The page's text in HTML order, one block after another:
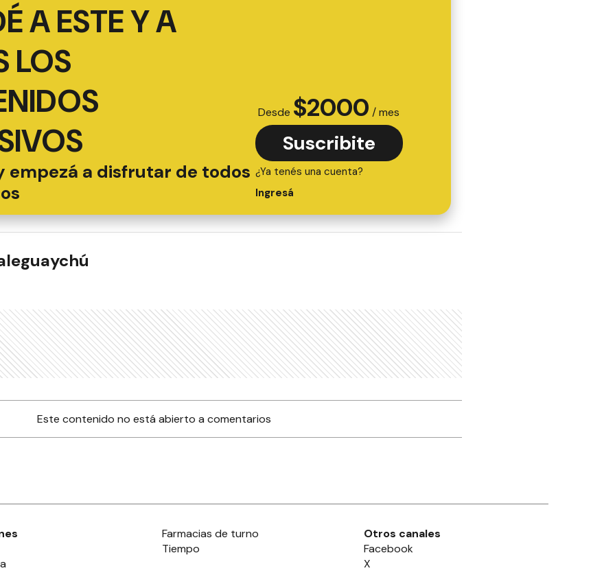
A ESTE Y A
LOS
empezá a disfrutar de todos
Desde $2000 / mes
Suscribite
¿Ya tenés una cuenta?
Ingresá
Este contenido no está abierto a comentarios
Farmacias de turno
Tiempo
Otros canales
Facebook
X